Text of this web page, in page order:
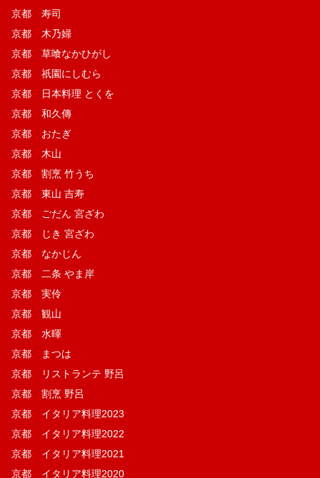
京都 寿司
京都 木乃婦
京都 草喰なかひがし
京都 祇園にしむら
京都 日本料理 とくを
京都 和久傳
京都 おたぎ
京都 木山
京都 割烹 竹うち
京都 東山 吉寿
京都 ごだん 宮ざわ
京都 じき 宮ざわ
京都 なかじん
京都 二条 やま岸
京都 実伶
京都 観山
京都 水暉
京都 まつは
京都 リストランテ 野呂
京都 割烹 野呂
京都 イタリア料理2023
京都 イタリア料理2022
京都 イタリア料理2021
京都 イタリア料理2020